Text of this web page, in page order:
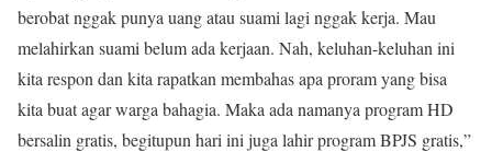
berobat nggak punya uang atau suami lagi nggak kerja. Mau
melahirkan suami belum ada kerjaan. Nah, keluhan-keluhan ini
kita respon dan kita rapatkan membahas apa proram yang bisa
kita buat agar warga bahagia. Maka ada namanya program HD
bersalin gratis, begitupun hari ini juga lahir program BPJS gratis,”